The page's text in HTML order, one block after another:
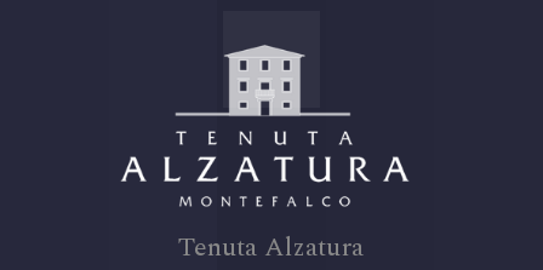
Tenuta Alzatura